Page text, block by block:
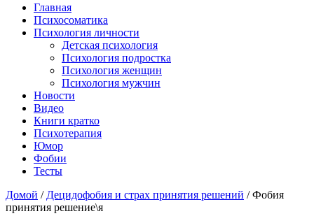
Главная
Психосоматика
Психология личности
Детская психология
Психология подростка
Психология женщин
Психология мужчин
Новости
Видео
Книги кратко
Психотерапия
Юмор
Фобии
Тесты
Домой / Децидофобия и страх принятия решений / Фобия
принятия решение\я